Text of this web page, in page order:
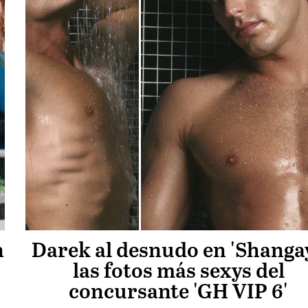
Darek al desnudo en
las fotos más sexys del
concursante 'GH VIP 6'